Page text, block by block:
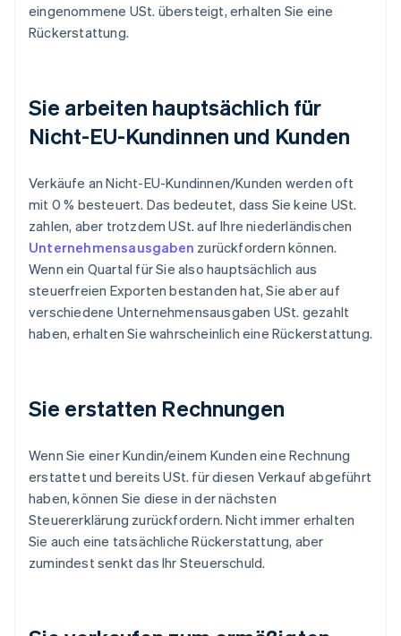
eingenommene USt. übersteigt, erhalten Sie eine
Rückerstattung.
Sie arbeiten hauptsächlich für
Nicht-EU-Kundinnen und Kunden
Verkäufe an Nicht-EU-Kundinnen/Kunden werden oft
mit 0 % besteuert. Das bedeutet, dass Sie keine USt.
zahlen, aber trotzdem USt. auf Ihre niederländischen
Unternehmensausgaben zurückfordern können.
Wenn ein Quartal für Sie also hauptsächlich aus
steuerfreien Exporten bestanden hat, Sie aber auf
verschiedene Unternehmensausgaben USt. gezahlt
haben, erhalten Sie wahrscheinlich eine Rückerstattung.
Sie erstatten Rechnungen
Wenn Sie einer Kundin/einem Kunden eine Rechnung
erstattet und bereits USt. für diesen Verkauf abgeführt
haben, können Sie diese in der nächsten
Steuererklärung zurückfordern. Nicht immer erhalten
Sie auch eine tatsächliche Rückerstattung, aber
zumindest senkt das Ihr Steuerschuld.